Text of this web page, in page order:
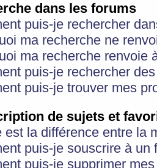
dans les forums
puis-je rechercher
ma recherche ne
ma recherche renvoie
puis-je rechercher
puis-je trouver mes
de sujets et
est la différence entre la
puis-je souscrire à
puis-je supprimer